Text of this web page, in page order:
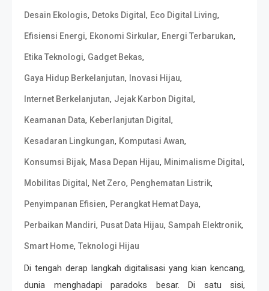
Desain Ekologis, Detoks Digital , Eco Digital Living,
Efisiensi Energi, Ekonomi Sirkular, Energi Terbarukan,
Etika Teknologi, Gadget Bekas,
Gaya Hidup Berkelanjutan, Inovasi Hijau,
Internet Berkelanjutan, Jejak Karbon Digital ,
Keamanan Data, Keberlanjutan Digital ,
Kesadaran Lingkungan, Komputasi Awan,
Konsumsi Bijak, Masa Depan Hijau, Minimalisme Digital ,
Mobilitas Digital , Net Zero, Penghematan Listrik,
Penyimpanan Efisien, Perangkat Hemat Daya,
Perbaikan Mandiri, Pusat Data Hijau, Sampah Elektronik,
Smart Home, Teknologi Hijau
Di tengah derap langkah digitalisasi yang kian kencang,
dunia menghadapi paradoks besar. Di satu sisi,